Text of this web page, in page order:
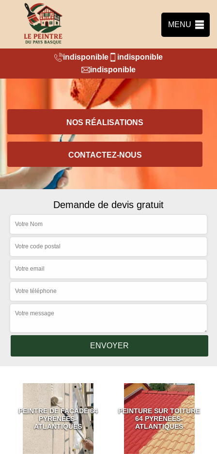
MENU
indisponible
indisponible
indisponible
NOS RÉALISATIONS
CONTACTEZ-NOUS
Demande de devis gratuit
PEINTRE DE FAÇADE 64
PYRÉNÉES-
ATLANTIQUES
PEINTURE SUR TOITURE
64 PYRÉNÉES-
ATLANTIQUES